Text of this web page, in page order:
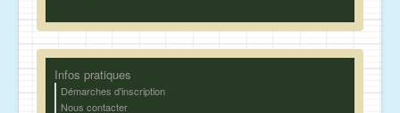
Infos pratiques
Démarches d'inscription
Nous contacter